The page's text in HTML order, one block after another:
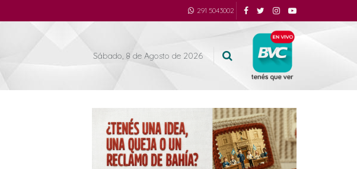
291 5043002
Sábado, 8 de Agosto de 2026